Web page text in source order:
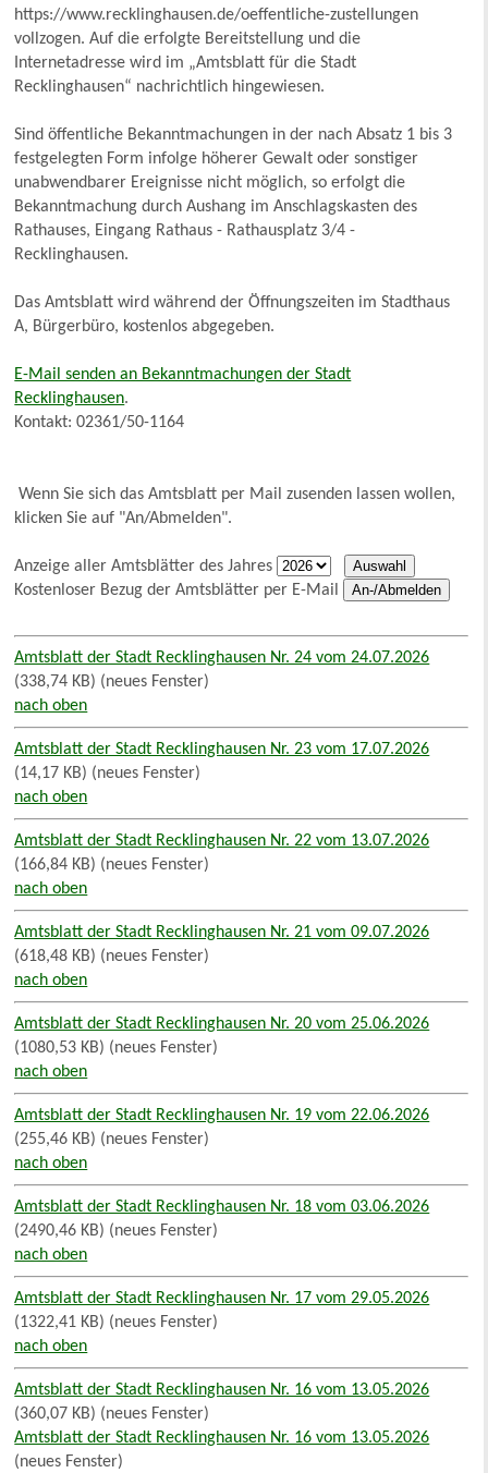
https://www.recklinghausen.de/oeffentliche-zustellungen
vollzogen. Auf die erfolgte Bereitstellung und die
Internetadresse wird im „Amtsblatt für die Stadt
Recklinghausen“ nachrichtlich hingewiesen.
Sind öffentliche Bekanntmachungen in der nach Absatz 1 bis 3
festgelegten Form infolge höherer Gewalt oder sonstiger
unabwendbarer Ereignisse nicht möglich, so erfolgt die
Bekanntmachung durch Aushang im Anschlagskasten des
Rathauses, Eingang Rathaus - Rathausplatz 3/4 -
Recklinghausen.
Das Amtsblatt wird während der Öffnungszeiten im Stadthaus
A, Bürgerbüro, kostenlos abgegeben.
E-Mail senden an Bekanntmachungen der Stadt
Recklinghausen.
Kontakt: 02361/50-1164
Wenn Sie sich das Amtsblatt per Mail zusenden lassen wollen,
klicken Sie auf "An/Abmelden".
Anzeige aller Amtsblätter des Jahres
Kostenloser Bezug der Amtsblätter per E-Mail
Amtsblatt der Stadt Recklinghausen Nr. 24 vom 24.07.2026
(338,74 KB) (neues Fenster)
nach oben
Amtsblatt der Stadt Recklinghausen Nr. 23 vom 17.07.2026
(14,17 KB) (neues Fenster)
nach oben
Amtsblatt der Stadt Recklinghausen Nr. 22 vom 13.07.2026
(166,84 KB) (neues Fenster)
nach oben
Amtsblatt der Stadt Recklinghausen Nr. 21 vom 09.07.2026
(618,48 KB) (neues Fenster)
nach oben
Amtsblatt der Stadt Recklinghausen Nr. 20 vom 25.06.2026
(1080,53 KB) (neues Fenster)
nach oben
Amtsblatt der Stadt Recklinghausen Nr. 19 vom 22.06.2026
(255,46 KB) (neues Fenster)
nach oben
Amtsblatt der Stadt Recklinghausen Nr. 18 vom 03.06.2026
(2490,46 KB) (neues Fenster)
nach oben
Amtsblatt der Stadt Recklinghausen Nr. 17 vom 29.05.2026
(1322,41 KB) (neues Fenster)
nach oben
Amtsblatt der Stadt Recklinghausen Nr. 16 vom 13.05.2026
(360,07 KB) (neues Fenster)
Amtsblatt der Stadt Recklinghausen Nr. 16 vom 13.05.2026
(neues Fenster)